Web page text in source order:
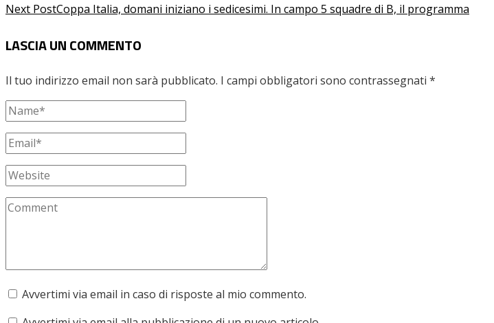
Next PostCoppa Italia, domani iniziano i sedicesimi. In campo 5 squadre di B, il programma
LASCIA UN COMMENTO
Il tuo indirizzo email non sarà pubblicato. I campi obbligatori sono contrassegnati *
Avvertimi via email in caso di risposte al mio commento.